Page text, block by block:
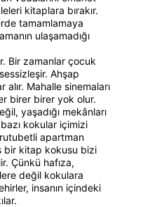
kitaplara bırakır.
tamamlamaya
ulaşamadığı
Bir zamanlar çocuk
Ahşap
Mahalle sinemaları
birer birer yok olur.
yaşadığı mekânları
kokular içimizi
rutubetli apartman
bir kitap kokusu bizi
Çünkü hafıza,
değil kokulara
insanın içindeki